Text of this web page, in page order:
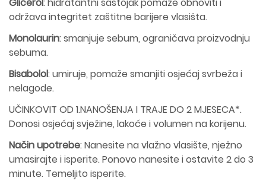
održava integritet zaštitne barijere vlasišta.
Monolaurin: smanjuje sebum, ograničava proizvodnju
sebuma.
Bisabolol: umiruje, pomaže smanjiti osjećaj svrbeža i
nelagode.
UČINKOVIT OD 1.NANOŠENJA I TRAJE DO 2 MJESECA*.
Donosi osjećaj svježine, lakoće i volumen na korijenu.
Način upotrebe: Nanesite na vlažno vlasište, nježno
umasirajte i isperite. Ponovo nanesite i ostavite 2 do 3
minute. Temeljito isperite.